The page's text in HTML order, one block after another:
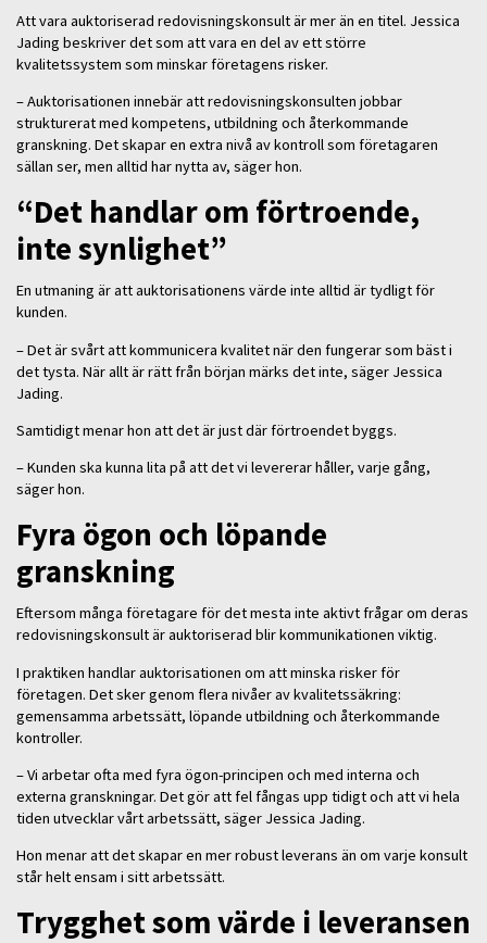
Att vara auktoriserad redovisningskonsult är mer än en titel. Jessica
Jading beskriver det som att vara en del av ett större
kvalitetssystem som minskar företagens risker.
– Auktorisationen innebär att redovisningskonsulten jobbar
strukturerat med kompetens, utbildning och återkommande
granskning. Det skapar en extra nivå av kontroll som företagaren
sällan ser, men alltid har nytta av, säger hon.
“Det handlar om förtroende,
inte synlighet”
En utmaning är att auktorisationens värde inte alltid är tydligt för
kunden.
– Det är svårt att kommunicera kvalitet när den fungerar som bäst i
det tysta. När allt är rätt från början märks det inte, säger Jessica
Jading.
Samtidigt menar hon att det är just där förtroendet byggs.
– Kunden ska kunna lita på att det vi levererar håller, varje gång,
säger hon.
Fyra ögon och löpande
granskning
Eftersom många företagare för det mesta inte aktivt frågar om deras
redovisningskonsult är auktoriserad blir kommunikationen viktig.
I praktiken handlar auktorisationen om att minska risker för
företagen. Det sker genom flera nivåer av kvalitetssäkring:
gemensamma arbetssätt, löpande utbildning och återkommande
kontroller.
– Vi arbetar ofta med fyra ögon-principen och med interna och
externa granskningar. Det gör att fel fångas upp tidigt och att vi hela
tiden utvecklar vårt arbetssätt, säger Jessica Jading.
Hon menar att det skapar en mer robust leverans än om varje konsult
står helt ensam i sitt arbetssätt.
Trygghet som värde i leveransen